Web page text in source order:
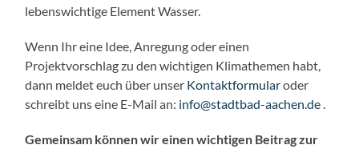
lebenswichtige Element Wasser.
Wenn Ihr eine Idee, Anregung oder einen
Projektvorschlag zu den wichtigen Klimathemen habt,
dann meldet euch über unser Kontaktformularoder
schreibt uns eine E-Mail an: info@stadtbad-aachen.de
Gemeinsam können wir einen wichtigen Beitrag zur